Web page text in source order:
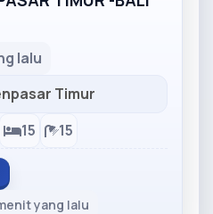
lalu
Timur
15 15
yang lalu